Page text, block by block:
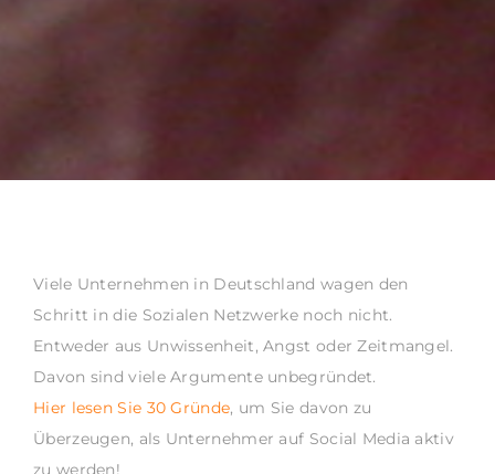
Viele Unternehmen in Deutschland wagen den
Schritt in die Sozialen Netzwerke noch nicht.
Entweder aus Unwissenheit, Angst oder Zeitmangel.
Davon sind viele Argumente unbegründet.
Hier lesen Sie 30 Gründe, um Sie davon zu
Überzeugen, als Unternehmer auf Social Media aktiv
zu werden!